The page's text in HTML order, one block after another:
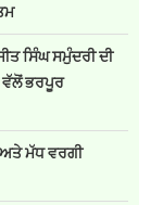
ਸਿੰਘ ਸਮੁੰਦਰੀ ਦੀ
ਵੱਲੋਂ ਭਰਪੂਰ
ਅਤੇ ਮੱਧ ਵਰਗੀ